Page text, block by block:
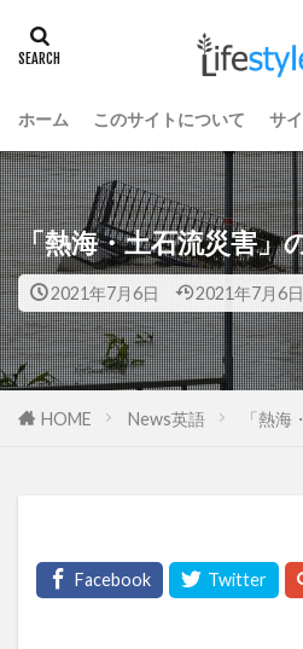
ホーム このサイトについて サ
「熱海・土石流災害」
2021年7月6日 2021年7月6日
HOME News英語 「熱